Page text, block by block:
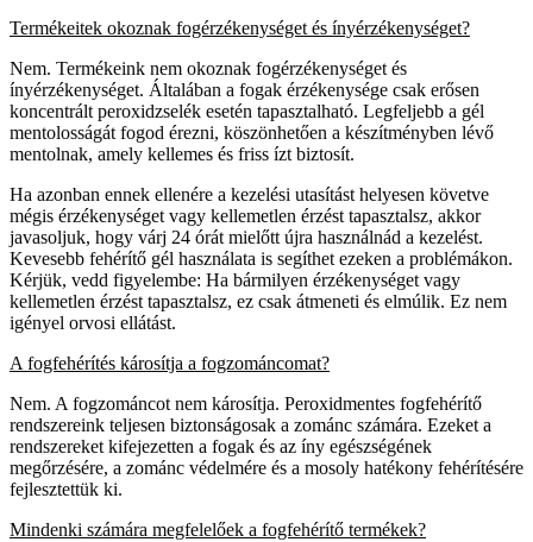
Termékeitek okoznak fogérzékenységet és ínyérzékenységet?
Nem. Termékeink nem okoznak fogérzékenységet és
ínyérzékenységet. Általában a fogak érzékenysége csak erősen
koncentrált peroxidzselék esetén tapasztalható. Legfeljebb a gél
mentolosságát fogod érezni, köszönhetően a készítményben lévő
mentolnak, amely kellemes és friss ízt biztosít.
Ha azonban ennek ellenére a kezelési utasítást helyesen követve
mégis érzékenységet vagy kellemetlen érzést tapasztalsz, akkor
javasoljuk, hogy várj 24 órát mielőtt újra használnád a kezelést.
Kevesebb fehérítő gél használata is segíthet ezeken a problémákon.
Kérjük, vedd figyelembe: Ha bármilyen érzékenységet vagy
kellemetlen érzést tapasztalsz, ez csak átmeneti és elmúlik. Ez nem
igényel orvosi ellátást.
A fogfehérítés károsítja a fogzománcomat?
Nem. A fogzománcot nem károsítja. Peroxidmentes fogfehérítő
rendszereink teljesen biztonságosak a zománc számára. Ezeket a
rendszereket kifejezetten a fogak és az íny egészségének
megőrzésére, a zománc védelmére és a mosoly hatékony fehérítésére
fejlesztettük ki.
Mindenki számára megfelelőek a fogfehérítő termékek?